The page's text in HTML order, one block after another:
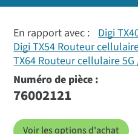
En rapport avec : Digi
Digi TX54 Routeur
TX64 Routeur cellulaire 5G
Numéro de pièce :
76002121
Voir les options d'achat